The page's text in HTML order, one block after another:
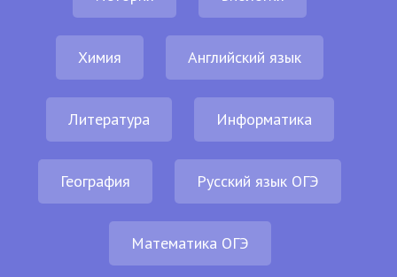
Химия Английский язык
Литература Информатика
География Русский язык ОГЭ
Математика ОГЭ